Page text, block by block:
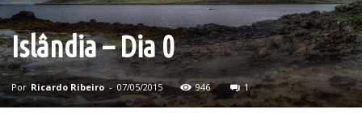
Islândia – Dia 0
Por Ricardo Ribeiro - 07/05/2015 946 1